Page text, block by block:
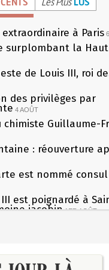
à Paris
surplombant la
de Louis III, roi
des privilèges par
4 AOÛT
chimiste Guillaume-
: réouverture
est nommé
est poignardé à
jacobin 1ER AOÛT